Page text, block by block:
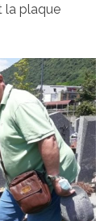
la plaque